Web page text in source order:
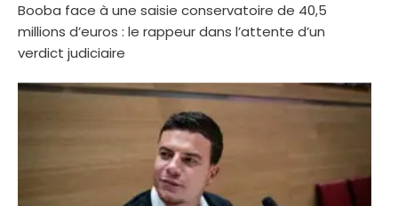
Booba face à une saisie conservatoire de 40,5
millions d’euros : le rappeur dans l’attente d’un
verdict judiciaire